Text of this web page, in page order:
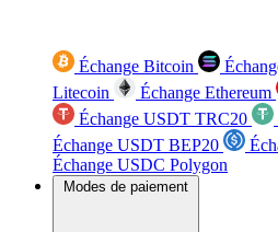
Échange Bitcoin
Litecoin
Échange Ethereum
Échange USDT TRC20
Échange USDT BEP20
Échange USDC Polygon
Modes de paiement